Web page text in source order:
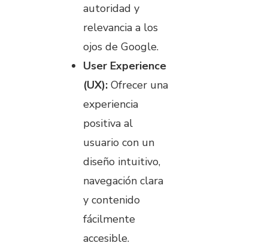
autoridad y
relevancia a los
ojos de Google.
User Experience
(UX): Ofrecer una
experiencia
positiva al
usuario con un
diseño intuitivo,
navegación clara
y contenido
fácilmente
accesible.